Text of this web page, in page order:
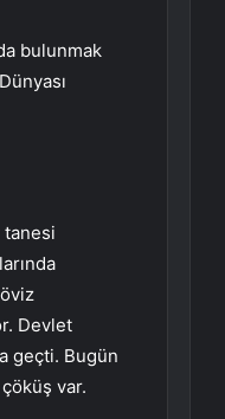
bulunmak
Devlet
geçti. Bugün
var.